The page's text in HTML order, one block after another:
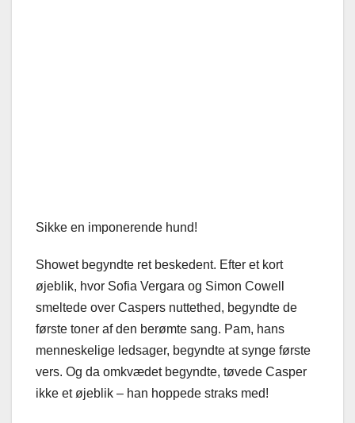
Sikke en imponerende hund!
Showet begyndte ret beskedent. Efter et kort
øjeblik, hvor Sofia Vergara og Simon Cowell
smeltede over Caspers nuttethed, begyndte de
første toner af den berømte sang. Pam, hans
menneskelige ledsager, begyndte at synge første
vers. Og da omkvædet begyndte, tøvede Casper
ikke et øjeblik – han hoppede straks med!